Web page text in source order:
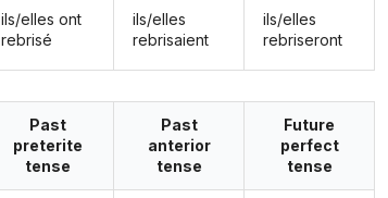
ils/elles ont
rebrisé
ils/elles
rebrisaient
ils/elles
rebriseront
Past
preterite
tense
Past
anterior
tense
Future
perfect
tense